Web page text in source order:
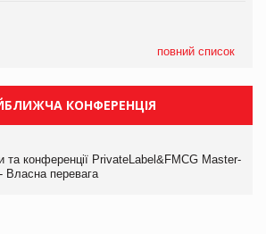
повний список
КОНФЕРЕНЦІЯ
та конференції PrivateLabel&FMCG Master-
Власна перевага